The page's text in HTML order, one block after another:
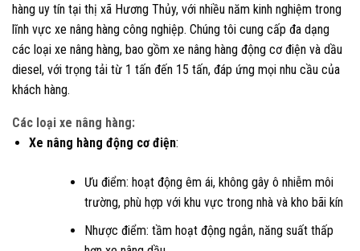
hàng uy tín tại thị xã Hương Thủy, với nhiều năm kinh nghiệm trong
lĩnh vực xe nâng hàng công nghiệp. Chúng tôi cung cấp đa dạng
các loại xe nâng hàng, bao gồm xe nâng hàng động cơ điện và dầu
diesel, với trọng tải từ 1 tấn đến 15 tấn, đáp ứng mọi nhu cầu của
khách hàng.
Các loại xe nâng hàng:
Xe nâng hàng động cơ điện:
Ưu điểm: hoạt động êm ái, không gây ô nhiễm môi
trường, phù hợp với khu vực trong nhà và kho bãi kín
Nhược điểm: tầm hoạt động ngắn, năng suất thấp